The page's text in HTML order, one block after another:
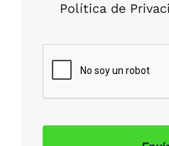
Política de